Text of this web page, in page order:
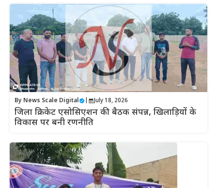
By News Scale Digital July 18, 2026
जिला क्रिकेट एसोसिएशन की बैठक संपन्न, खिलाड़ियों के
विकास पर बनी रणनीति